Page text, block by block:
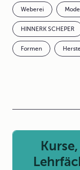
Weberei
HINNERK SCHEPER
Formen